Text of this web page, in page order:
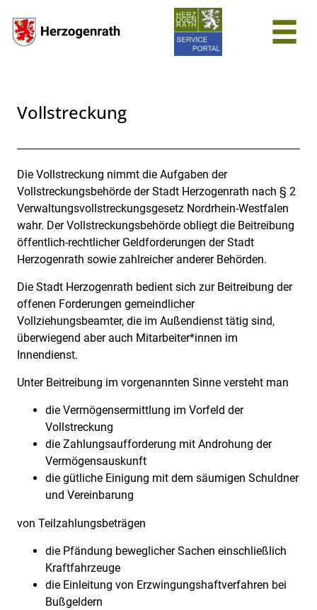
Vollstreckung
Beschreibung
Die Vollstreckung nimmt die Aufgaben der
Vollstreckungsbehörde der Stadt Herzogenrath nach § 2
Verwaltungsvollstreckungsgesetz Nordrhein-Westfalen
wahr. Der Vollstreckungsbehörde obliegt die Beitreibung
öffentlich-rechtlicher Geldforderungen der Stadt
Herzogenrath sowie zahlreicher anderer Behörden.
Die Stadt Herzogenrath bedient sich zur Beitreibung der
offenen Forderungen gemeindlicher
Vollziehungsbeamter, die im Außendienst tätig sind,
überwiegend aber auch Mitarbeiter*innen im
Innendienst.
Unter Beitreibung im vorgenannten Sinne versteht man
die Vermögensermittlung im Vorfeld der
Vollstreckung
die Zahlungsaufforderung mit Androhung der
Vermögensauskunft
die gütliche Einigung mit dem säumigen Schuldner
und Vereinbarung
von Teilzahlungsbeträgen
die Pfändung beweglicher Sachen einschließlich
Kraftfahrzeuge
die Einleitung von Erzwingungshaftverfahren bei
Bußgeldern